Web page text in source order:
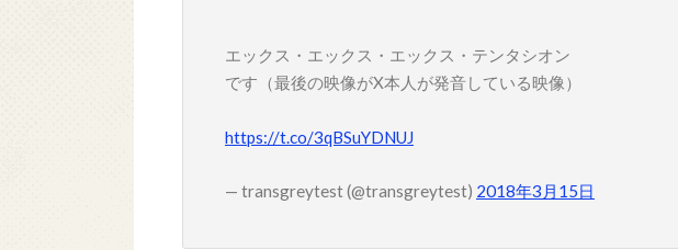
エックス・エックス・エックス・テンタシオン
です（最後の映像がX本人が発音している映像）
https://t.co/3qBSuYDNUJ
— transgreytest (@transgreytest) 2018年3月15日